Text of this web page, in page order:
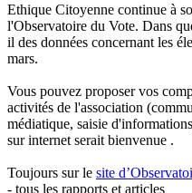
Ethique Citoyenne continue à
l'Observatoire du Vote. Dans
il des données concernant les
mars.
Vous pouvez proposer vos
activités de l'association
médiatique, saisie
sur internet serait bienvenue .
Toujours sur le site
- tous les rapports et articles